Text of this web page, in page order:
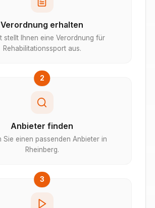
Verordnung erhalten
stellt Ihnen eine Verordnung für
Rehabilitationssport aus.
2
Anbieter finden
Sie einen passenden Anbieter in
Rheinberg.
3